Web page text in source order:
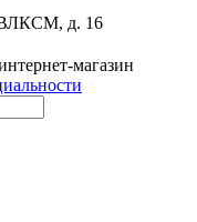
ВЛКСМ, д. 16
магазин